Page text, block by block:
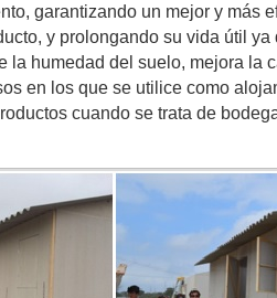
garantizando un mejor y más
y prolongando su vida útil ya
la humedad del suelo, mejora la
en los que se utilice como
cuando se trata de